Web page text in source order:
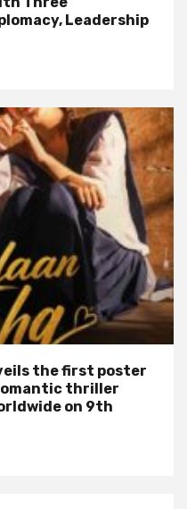
Leadership
the first poster
thriller
on 9th